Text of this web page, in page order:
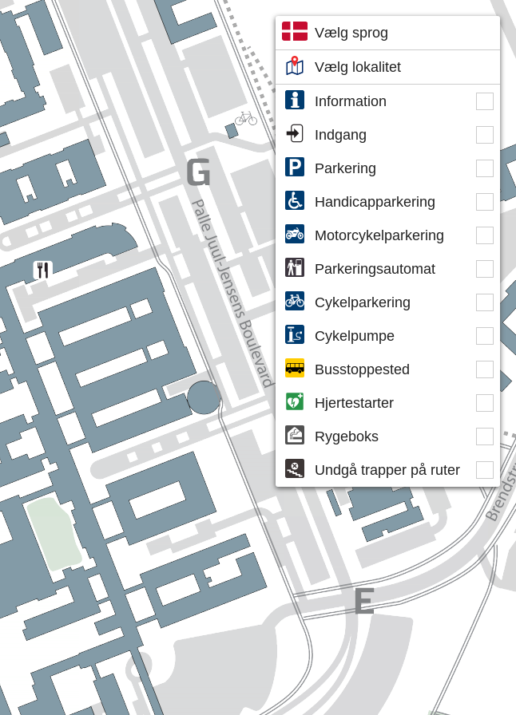
Vælg sprog
Vælg lokalitet
Information
Indgang
Parkering
Handicapparkering
Motorcykelparkering
Parkeringsautomat
Cykelparkering
Cykelpumpe
Busstoppested
Hjertestarter
Rygeboks
Undgå trapper på ruter